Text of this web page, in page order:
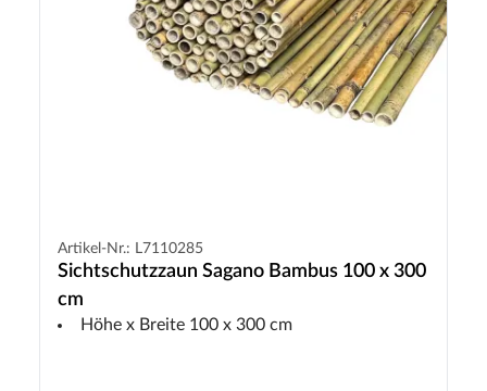
Artikel-Nr.: L7110285
Sichtschutzzaun Sagano Bambus 100 x 300
cm
Höhe x Breite 100 x 300 cm